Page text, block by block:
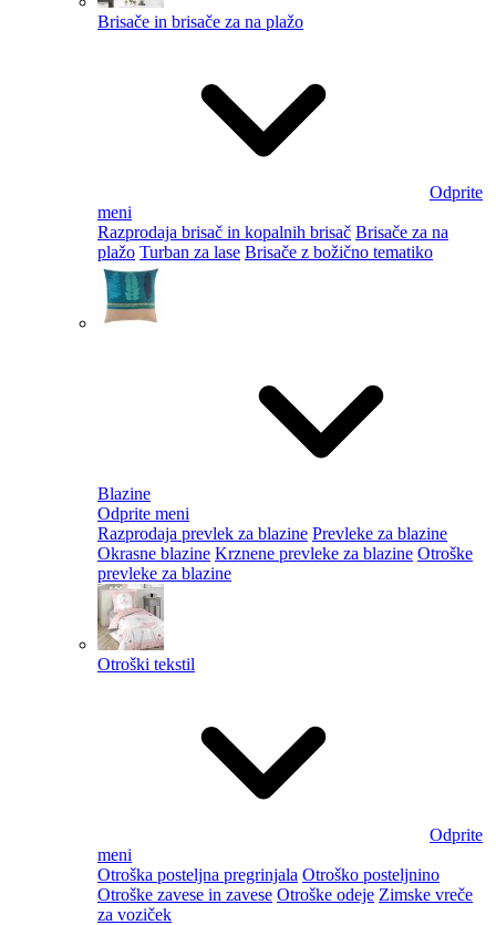
Brisače in brisače za na plažo
Odprite
meni
Razprodaja brisač in kopalnih brisač Brisače za na
plažo Turban za lase Brisače z božično tematiko
Blazine
Odprite meni
Razprodaja prevlek za blazine Prevleke za blazine
Okrasne blazine Krznene prevleke za blazine Otroške
prevleke za blazine
Otroški tekstil
Odprite
meni
Otroška posteljna pregrinjala Otroško posteljnino
Otroške zavese in zavese Otroške odeje Zimske vreče
za voziček